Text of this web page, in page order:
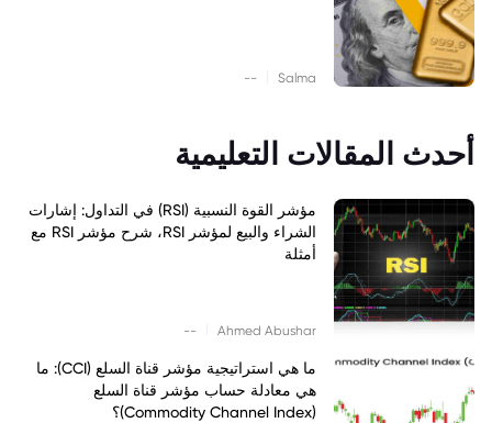
Salma
--
أحدث المقالات التعليمية
مؤشر القوة النسبية (RSI) في التداول: إشارات
الشراء والبيع لمؤشر RSI، شرح مؤشر RSI مع
أمثلة
Ahmed Abushar
--
ما هي استراتيجية مؤشر قناة السلع (CCI): ما
هي معادلة حساب مؤشر قناة السلع
(Commodity Channel Index)؟